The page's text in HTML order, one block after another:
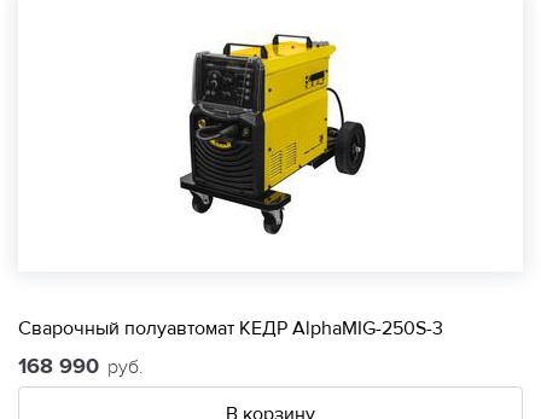
Сварочный полуавтомат КЕДР AlphaMIG-250S-3
168 990 руб.
В корзину